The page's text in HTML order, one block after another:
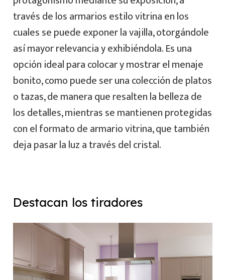
través de los armarios estilo vitrina en los
cuales se puede exponer la vajilla, otorgándole
así mayor relevancia y exhibiéndola. Es una
opción ideal para colocar y mostrar el menaje
bonito, como puede ser una colección de platos
o tazas, de manera que resalten la belleza de
los detalles, mientras se mantienen protegidas
con el formato de armario vitrina, que también
deja pasar la luz a través del cristal.
Destacan los tiradores